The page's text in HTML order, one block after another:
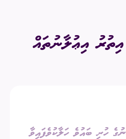
އިޢުލާނުތައް
ހުރި ބައުވެ ހަލާކުވެފައިވާ